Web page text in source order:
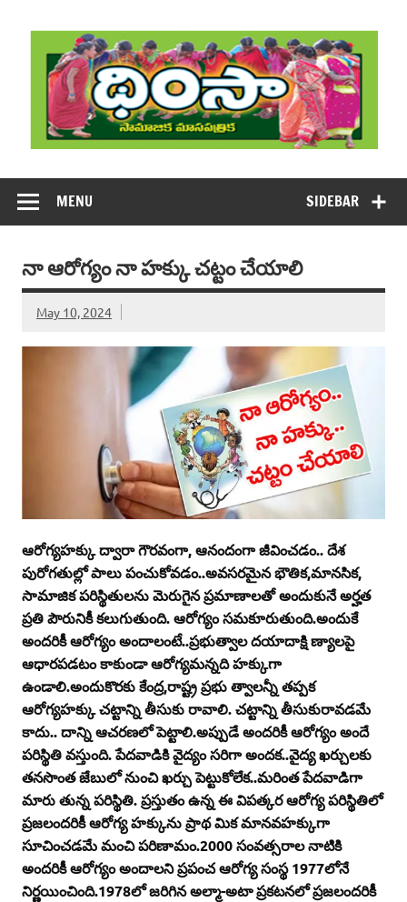
content
DHIMSA
SIDEBAR
MENU
నా ఆరోగ్యం నా హక్కు చట్టం చేయాలి
May 10, 2024
ఆరోగ్యహక్కు ద్వారా గౌరవంగా, ఆనందంగా జీవించడం.. దేశ
పురోగతుల్లో పాలు పంచుకోవడం..అవసరమైన భౌతిక,మానసిక,
సామాజిక పరిస్థితులను మెరుగైన ప్రమాణాలతో అందుకునే అర్హత
ప్రతి పౌరునికీ కలుగుతుంది. ఆరోగ్యం సమకూరుతుంది.అందుకే
అందరికీ ఆరోగ్యం అందాలంటే..ప్రభుత్వాల దయాదాక్షి ణ్యాలపై
ఆధారపడటం కాకుండా ఆరోగ్యమన్నది హక్కుగా
ఉండాలి.అందుకొరకు కేంద్ర,రాష్ట్ర ప్రభు త్వాలన్నీ తప్పక
ఆరోగ్యహక్కు చట్టాన్ని తీసుకు రావాలి. చట్టాన్ని తీసుకురావడమే
కాదు.. దాన్ని ఆచరణలో పెట్టాలి.అప్పుడే అందరికీ ఆరోగ్యం అందే
పరిస్థితి వస్తుంది. పేదవాడికి వైద్యం సరిగా అందక..వైద్య ఖర్చులకు
తనసొంత జేబులో నుంచి ఖర్చు పెట్టుకోలేక..మరింత పేదవాడిగా
మారు తున్న పరిస్థితి. ప్రస్తుతం ఉన్న ఈ విపత్కర ఆరోగ్య పరిస్థితిలో
ప్రజలందరికీ ఆరోగ్య హక్కును ప్రాథ మిక మానవహక్కుగా
సూచించడమే మంచి పరిణామం.2000 సంవత్సరాల నాటికి
అందరికీ ఆరోగ్యం అందాలని ప్రపంచ ఆరోగ్య సంస్థ 1977లోనే
నిర్ణయించింది.1978లో జరిగిన అల్మా-అటా ప్రకటనలో ప్రజలందరికీ